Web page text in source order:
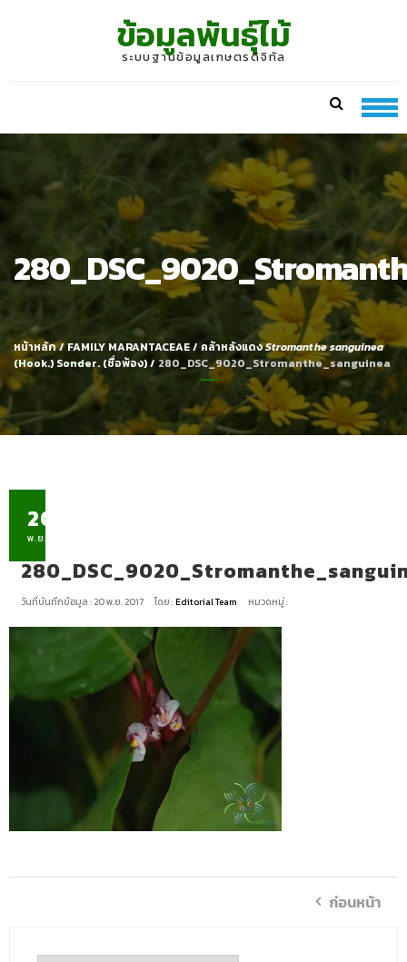
ข้อมูลพันธุ์ไม้
ระบบฐานข้อมูลเกษตรดิจิทัล
หน้าหลัก/FAMILY MARANTACEAE/ คล้าหลังแดงStromanthe sanguinea
(Hook.) Sonder. (ชื่อพ้อง)/ 280_DSC_9020_Stromanthe_sanguinea
20
พ.ย.
วันที่บันทึกข้อมูล : 20 พ.ย. 2017 โดย :Editorial Team หมวดหมู่ :
ก่อนหน้า